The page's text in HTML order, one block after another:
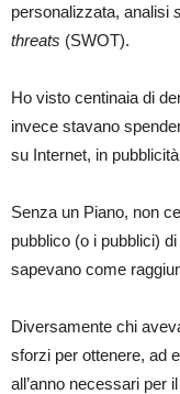
personalizzata, analisi
threats (SWOT).
Ho visto centinaia di
invece stavano
su Internet, in
Senza un Piano, non
pubblico (o i pubblici)
sapevano come
Diversamente chi
sforzi per ottenere, ad
all’anno necessari per